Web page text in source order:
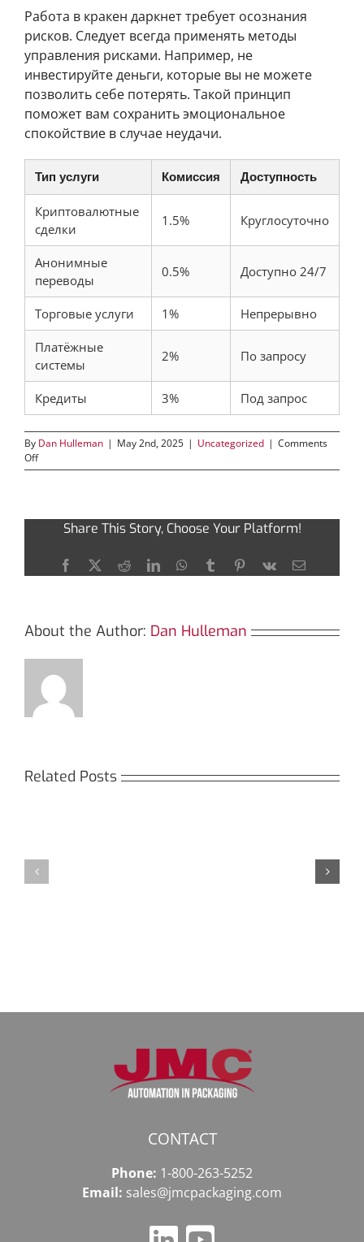
Работа в кракен даркнет требует осознания
рисков. Следует всегда применять методы
управления рисками. Например, не
инвестируйте деньги, которые вы не можете
позволить себе потерять. Такой принцип
поможет вам сохранить эмоциональное
спокойствие в случае неудачи.
Тип услуги Комиссия Доступность
Криптовалютные
сделки
1.5% Круглосуточно
Анонимные
переводы
0.5% Доступно 24/7
Торговые услуги 1% Непрерывно
Платёжные
системы
2% По запросу
Кредиты 3% Под запрос
By Dan Hulleman | May 2nd, 2025 | Uncategorized | Comments
Offon
Кракен:
ссылокShare This Story, Choose Your Platform!
Facebook
X RedditLinkedInWhatsApp
TumblrPinterest
Vk Email
About the Author: Dan Hulleman
Related Posts
идеальный
CONTACT
Phone: 1-800-263-5252
Email: sales@jmcpackaging.com